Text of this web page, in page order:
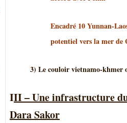
Encadré 10 Yunnan-
potentiel vers la mer de
3) Le couloir vietnamo-khmer
III – Une infrastructure
Dara Sakor